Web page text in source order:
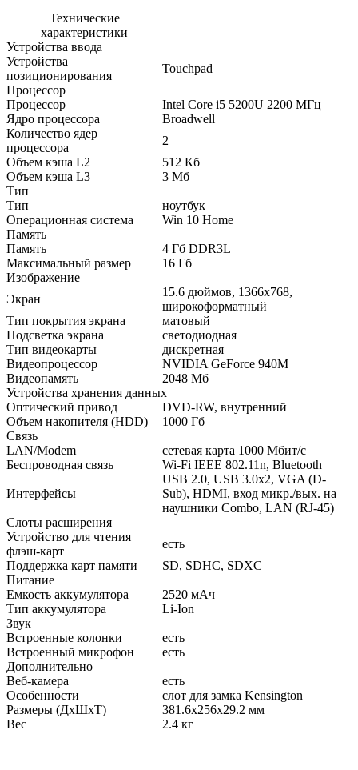
Технические
характеристики
Устройства ввода
Устройства
позиционирования
Touchpad
Процессор
Процессор
Intel Core i5 5200U 2200 МГц
Ядро процессора
Broadwell
Количество ядер
процессора
2
Объем кэша L2
512 Кб
Объем кэша L3
3 Мб
Тип
Тип
ноутбук
Операционная система
Win 10 Home
Память
Память
4 Гб DDR3L
Максимальный размер
16 Гб
Изображение
Экран
15.6 дюймов, 1366x768,
широкоформатный
Тип покрытия экрана
матовый
Подсветка экрана
светодиодная
Тип видеокарты
дискретная
Видеопроцессор
NVIDIA GeForce 940M
Видеопамять
2048 Мб
Устройства хранения данных
Оптический привод
DVD-RW, внутренний
Объем накопителя (HDD)
1000 Гб
Связь
LAN/Modem
сетевая карта 1000 Мбит/c
Беспроводная связь
Wi-Fi IEEE 802.11n, Bluetooth
Интерфейсы
USB 2.0, USB 3.0x2, VGA (D-
Sub), HDMI, вход микр./вых. на
наушники Combo, LAN (RJ-45)
Слоты расширения
Устройство для чтения
флэш-карт
есть
Поддержка карт памяти
SD, SDHC, SDXC
Питание
Емкость аккумулятора
2520 мАч
Тип аккумулятора
Li-Ion
Звук
Встроенные колонки
есть
Встроенный микрофон
есть
Дополнительно
Веб-камера
есть
Особенности
слот для замка Kensington
Размеры (ДхШхТ)
381.6x256x29.2 мм
Вес
2.4 кг